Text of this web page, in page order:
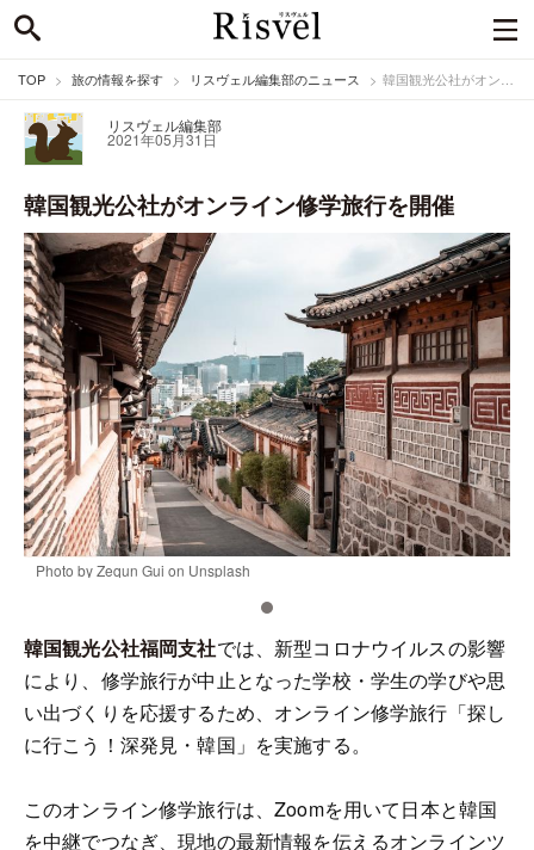
TOP 旅の情報を探す リスヴェル編集部のニュース 韓国観光公社がオンライン修学旅行を開催
リスヴェル編集部
2021年05月31日
韓国観光公社がオンライン修学旅行を開催
Photo by Zequn Gui on Unsplash
韓国観光公社福岡支社では、新型コロナウイルスの影響
により、修学旅行が中止となった学校・学生の学びや思
い出づくりを応援するため、オンライン修学旅行「探し
に行こう！深発見・韓国」を実施する。
このオンライン修学旅行は、Zoomを用いて日本と韓国
を中継でつなぎ、現地の最新情報を伝えるオンラインツ